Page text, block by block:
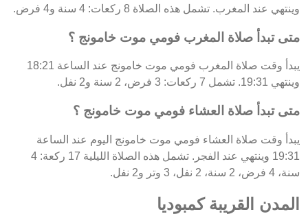
وينتهي عند المغرب. تشمل هذه الصلاة 8 ركعات: 4 سنة و4 فرض.
متى تبدأ صلاة المغرب فومي موت خامونج ؟
يبدأ وقت صلاة المغرب فومي موت خامونج عند الساعة 18:21
وينتهي 19:31. تشمل 7 ركعات: 3 فرض، 2 سنة و2 نفل.
متى تبدأ صلاة العشاء فومي موت خامونج ؟
يبدأ وقت صلاة العشاء فومي موت خامونج اليوم عند الساعة
19:31 وينتهي عند الفجر. تشمل هذه الصلاة الليلية 17 ركعة: 4
سنة، 4 فرض، 2 سنة، 2 نفل، 3 وتر و2 نفل.
المدن القريبة كمبوديا